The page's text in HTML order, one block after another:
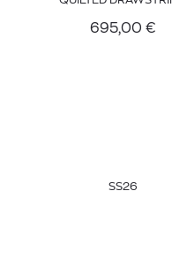
695,00 €
SS26